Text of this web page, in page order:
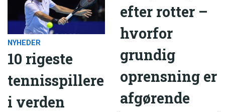
NYHEDER
10 rigeste
tennisspillere
i verden
efter rotter –
hvorfor
grundig
oprensning er
afgørende